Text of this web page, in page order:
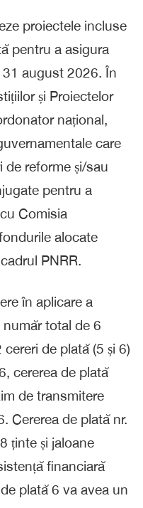
proiectele incluse
pentru a asigura
august 2026. În
și Proiectelor
național,
care
reforme și/sau
pentru a
Comisia
alocate
PNRR.
în aplicare a
total de 6
de plată (5 și 6)
cererea de plată
de transmitere
Cererea de plată nr.
ținte și jaloane
financiară
plată 6 va avea un